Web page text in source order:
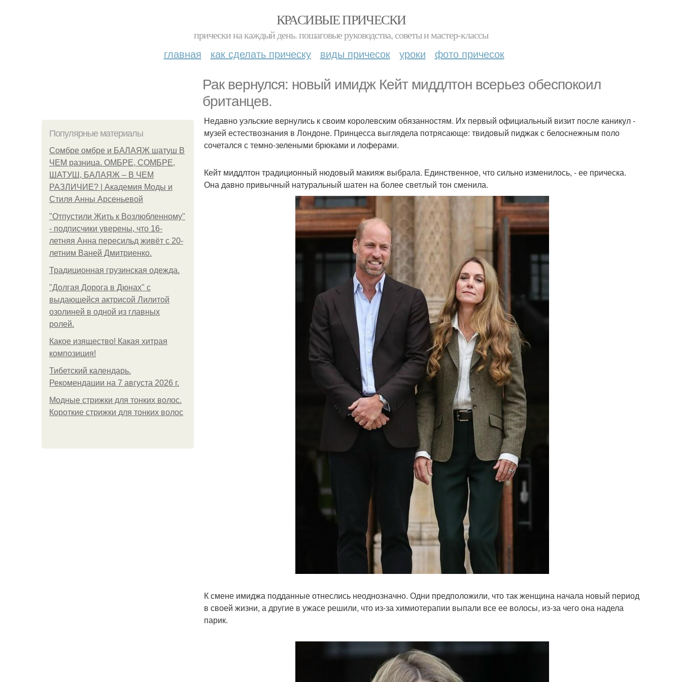
КРАСИВЫЕ ПРИЧЕСКИ
прически на каждый день. пошаговые руководства, советы и мастер-классы
главная как сделать прическу виды причесок уроки фото причесок
Рак вернулся: новый имидж Кейт миддлтон всерьез обеспокоил
британцев.
Популярные материалы
Сомбре омбре и БАЛАЯЖ шатуш В
ЧЕМ разница. ОМБРЕ, СОМБРЕ,
ШАТУШ, БАЛАЯЖ – В ЧЕМ
РАЗЛИЧИЕ? | Академия Моды и
Стиля Анны Арсеньевой
"Отпустили Жить к Возлюбленному"
- подписчики уверены, что 16-
летняя Анна пересильд живёт с 20-
летним Ваней Дмитриенко.
Традиционная грузинская одежда.
"Долгая Дорога в Дюнах" с
выдающейся актрисой Лилитой
озолиней в одной из главных
ролей.
Какое изящество! Какая хитрая
композиция!
Тибетский календарь.
Рекомендации на 7 августа 2026 г.
Модные стрижки для тонких волос.
Короткие стрижки для тонких волос
Недавно уэльские вернулись к своим королевским обязанностям. Их первый официальный визит после каникул -
музей естествознания в Лондоне. Принцесса выглядела потрясающе: твидовый пиджак с белоснежным поло
сочетался с темно-зелеными брюками и лоферами.
Кейт миддлтон традиционный нюдовый макияж выбрала. Единственное, что сильно изменилось, - ее прическа.
Она давно привычный натуральный шатен на более светлый тон сменила.
К смене имиджа подданные отнеслись неоднозначно. Одни предположили, что так женщина начала новый период
в своей жизни, а другие в ужасе решили, что из-за химиотерапии выпали все ее волосы, из-за чего она надела
парик.